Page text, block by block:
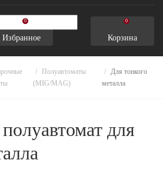
0
Избранное
0
Корзина
Полуавтоматы
(MIG/MAG)
Для тонкого
металла
для